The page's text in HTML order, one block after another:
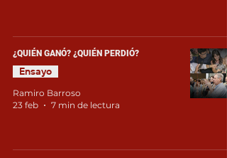
¿QUIÉN GANÓ? ¿QUIÉN PERDIÓ?
Ensayo
Ramiro Barroso
23 feb
7 min de lectura